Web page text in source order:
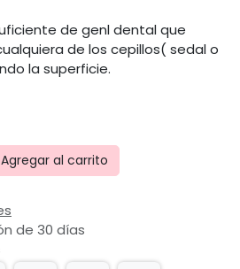
de genl dental que
de los cepillos( sedal o
la superficie.
Agregar al carrito
de 30 días